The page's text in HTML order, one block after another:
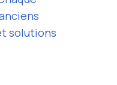
solutions